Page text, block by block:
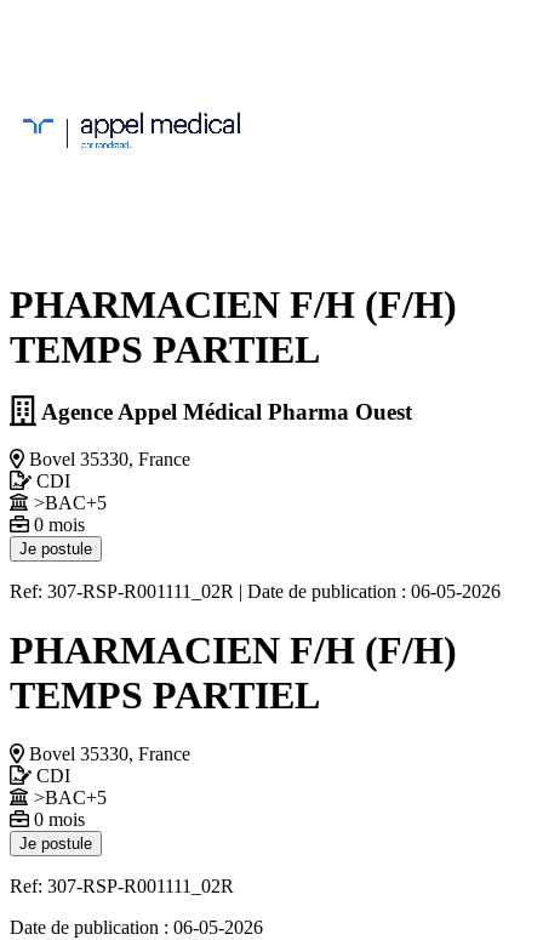
PHARMACIEN F/H (F/H)
TEMPS PARTIEL
Agence Appel Médical Pharma Ouest
Bovel 35330, France
CDI
>BAC+5
0 mois
Je postule
Ref: 307-RSP-R001111_02R | Date de publication : 06-05-2026
PHARMACIEN F/H (F/H)
TEMPS PARTIEL
Bovel 35330, France
CDI
>BAC+5
0 mois
Je postule
Ref: 307-RSP-R001111_02R
Date de publication : 06-05-2026